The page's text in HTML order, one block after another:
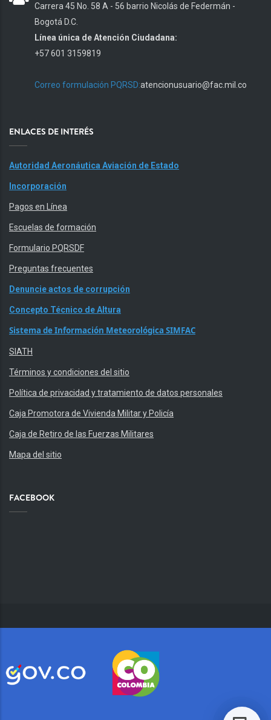
Carrera 45 No. 58 A - 56 barrio Nicolás de Federmán -
Bogotá D.C.
Línea única de Atención Ciudadana:
+57 601 3159819
Correo formulación PQRSD:atencionusuario@fac.mil.co
ENLACES DE INTERÉS
Autoridad Aeronáutica Aviación de Estado
Incorporación
Pagos en Línea
Escuelas de formación
Formulario PQRSDF
Preguntas frecuentes
Denuncie actos de corrupción
Concepto Técnico de Altura
Sistema de Información Meteorológica SIMFAC
SIATH
Términos y condiciones del sitio
Política de privacidad y tratamiento de datos personales
Caja Promotora de Vivienda Militar y Policía
Caja de Retiro de las Fuerzas Militares
Mapa del sitio
FACEBOOK